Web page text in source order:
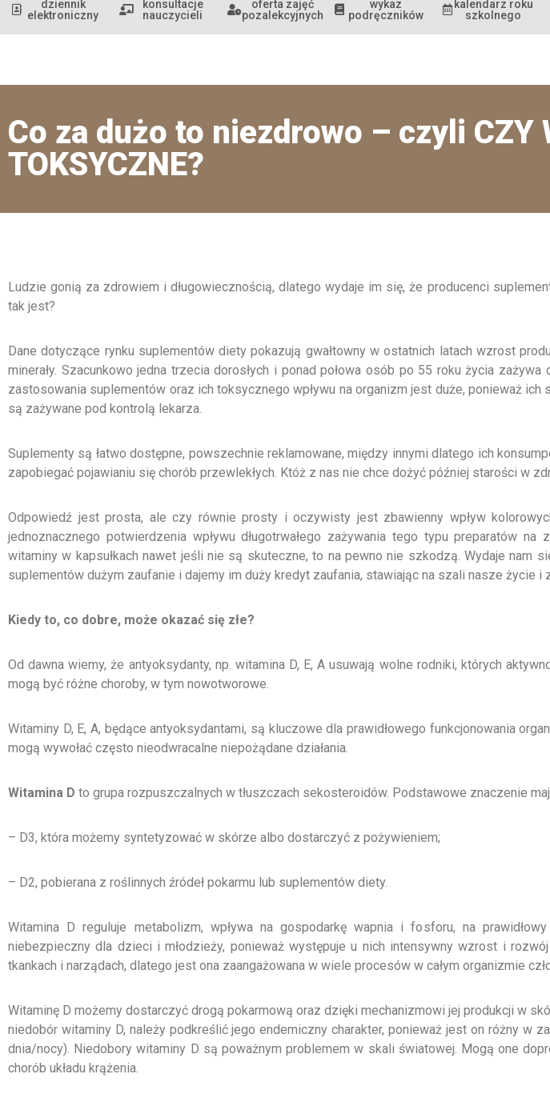
dziennik
elektroniczny
konsultacje
nauczycieli
oferta zajęć
pozalekcyjnych
wykaz
podręczników
kalendarz roku
szkolnego
Co za dużo to niezdrowo – czyli CZY
TOKSYCZNE?
Ludzie gonią za zdrowiem i długowiecznością, dlatego wydaje im się, że producenci
tak jest?
Dane dotyczące rynku suplementów diety pokazują gwałtowny w ostatnich latach wzrost
minerały. Szacunkowo jedna trzecia dorosłych i ponad połowa osób po 55 roku życia
zastosowania suplementów oraz ich toksycznego wpływu na organizm jest duże, ponieważ
są zażywane pod kontrolą lekarza.
Suplementy są łatwo dostępne, powszechnie reklamowane, między innymi dlatego ich
zapobiegać pojawianiu się chorób przewlekłych. Któż z nas nie chce dożyć później starości w
Odpowiedź jest prosta, ale czy równie prosty i oczywisty jest zbawienny wpływ
jednoznacznego potwierdzenia wpływu długotrwałego zażywania tego typu preparatów
witaminy w kapsułkach nawet jeśli nie są skuteczne, to na pewno nie szkodzą. Wydaje nam
suplementów dużym zaufanie i dajemy im duży kredyt zaufania, stawiając na szali nasze życie i
Kiedy to, co dobre, może okazać się złe?
Od dawna wiemy, że antyoksydanty, np. witamina D, E, A usuwają wolne rodniki, których
mogą być różne choroby, w tym nowotworowe.
Witaminy D, E, A, będące antyoksydantami, są kluczowe dla prawidłowego funkcjonowania
mogą wywołać często nieodwracalne niepożądane działania.
Witamina D to grupa rozpuszczalnych w tłuszczach sekosteroidów. Podstawowe znaczenie
– D3, która możemy syntetyzować w skórze albo dostarczyć z pożywieniem;
– D2, pobierana z roślinnych źródeł pokarmu lub suplementów diety.
Witamina D reguluje metabolizm, wpływa na gospodarkę wapnia i fosforu, na
niebezpieczny dla dzieci i młodzieży, ponieważ występuje u nich intensywny wzrost i
tkankach i narządach, dlatego jest ona zaangażowana w wiele procesów w całym organizmie
Witaminę D możemy dostarczyć drogą pokarmową oraz dzięki mechanizmowi jej produkcji w
niedobór witaminy D, należy podkreślić jego endemiczny charakter, ponieważ jest on różny w
dnia/nocy). Niedobory witaminy D są poważnym problemem w skali światowej. Mogą one
chorób układu krążenia.